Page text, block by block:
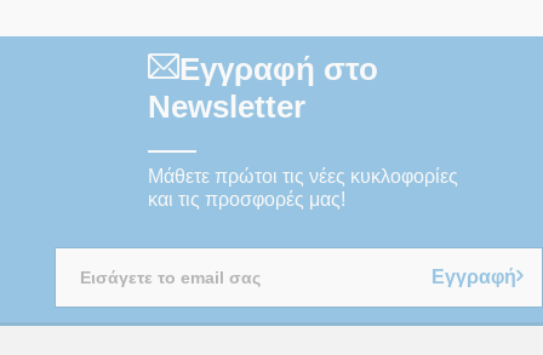
Εγγραφή στο
Newsletter
Μάθετε πρώτοι τις νέες κυκλοφορίες
και τις προσφορές μας!
Εγγραφή